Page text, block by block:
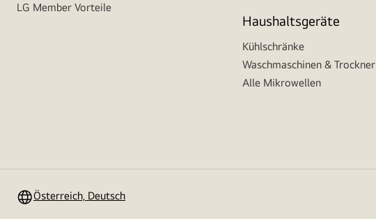
LG Member Vorteile
Haushaltsgeräte
Kühlschränke
Waschmaschinen & Trockner
Alle Mikrowellen
Österreich, Deutsch